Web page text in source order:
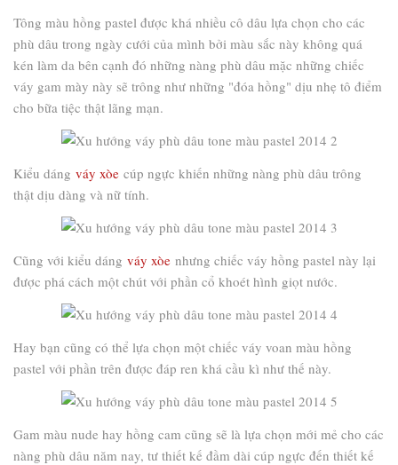
Tông màu hồng pastel được khá nhiều cô dâu lựa chọn cho các
phù dâu trong ngày cưới của mình bởi màu sắc này không quá
kén làm da bên cạnh đó những nàng phù dâu mặc những chiếc
váy gam mày này sẽ trông như những "đóa hồng" dịu nhẹ tô điểm
cho bữa tiệc thật lãng mạn.
Kiểu dáng váy xòe cúp ngực khiến những nàng phù dâu trông
thật dịu dàng và nữ tính.
Cũng với kiểu dáng váy xòe nhưng chiếc váy hồng pastel này lại
được phá cách một chút với phần cổ khoét hình giọt nước.
Hay bạn cũng có thể lựa chọn một chiếc váy voan màu hồng
pastel với phần trên được đáp ren khá cầu kì như thế này.
Gam màu nude hay hồng cam cũng sẽ là lựa chọn mới mẻ cho các
nàng phù dâu năm nay, tư thiết kế đầm dài cúp ngực đến thiết kế